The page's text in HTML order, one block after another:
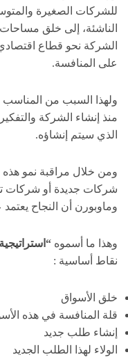
للشركات الصغيرة
الناشئة، إلى خلق
الشركة نحو قطاع اقتصادي
على المنافسة.
ولهذا السبب من المناسب
منذ إنشاء الشركة
الذي سيتم إنشاؤه.
ومن خلال مراقبة نمو
شركات جديدة أو شركات
وماوبورن أن النجاح
وهذا ما أسموه
نقاط أساسية :
خلق الأسواق
قلة المنافسة في هذه
إنشاء طلب جديد
الولاء لهذا الطلب الجديد